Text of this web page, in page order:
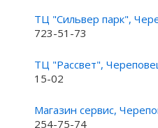
ТЦ "Сильвер парк",
723-51-73
ТЦ "Рассвет",
15-02
Магазин сервис,
254-75-74